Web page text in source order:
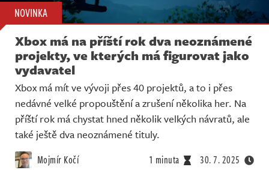
Komunita
Redakce
Živě
NOVINKA
Xbox má na příští rok dva neoznámené
projekty, ve kterých má figurovat jako
vydavatel
Xbox má mít ve vývoji přes 40 projektů, a to i přes
nedávné velké propouštění a zrušení několika her. Na
příští rok má chystat hned několik velkých návratů, ale
také ještě dva neoznámené tituly.
Mojmír Kočí 1 minuta 30. 7. 2025